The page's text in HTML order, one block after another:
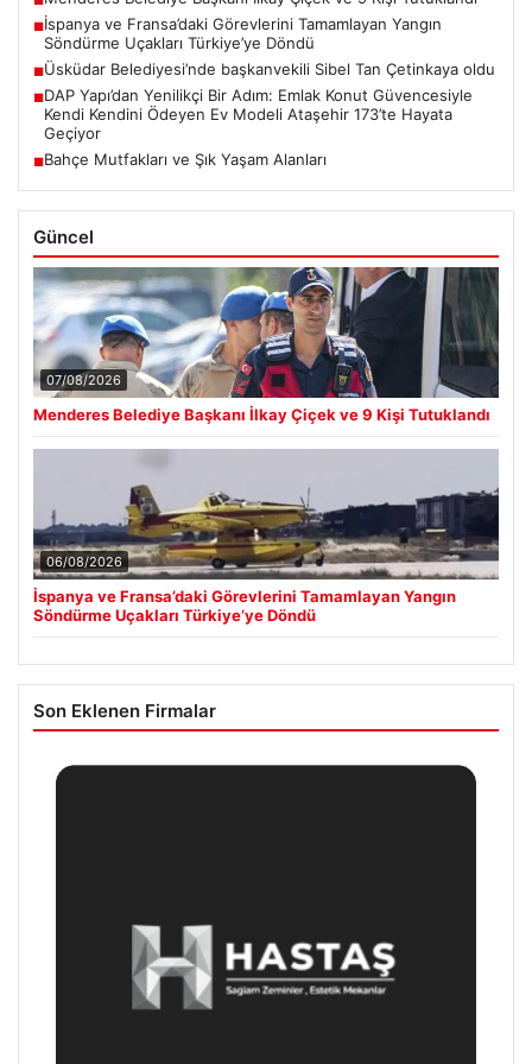
■İspanya ve Fransa’daki Görevlerini Tamamlayan Yangın
Söndürme Uçakları Türkiye’ye Döndü
■Üsküdar Belediyesi’nde başkanvekili Sibel Tan Çetinkaya oldu
■DAP Yapı’dan Yenilikçi Bir Adım: Emlak Konut Güvencesiyle
Kendi Kendini Ödeyen Ev Modeli Ataşehir 173’te Hayata
Geçiyor
■Bahçe Mutfakları ve Şık Yaşam Alanları
Güncel
07/08/2026
Menderes Belediye Başkanı İlkay Çiçek ve 9 Kişi Tutuklandı
06/08/2026
İspanya ve Fransa’daki Görevlerini Tamamlayan Yangın
Söndürme Uçakları Türkiye’ye Döndü
Son Eklenen Firmalar